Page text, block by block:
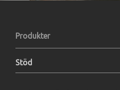
Produkter
Stöd